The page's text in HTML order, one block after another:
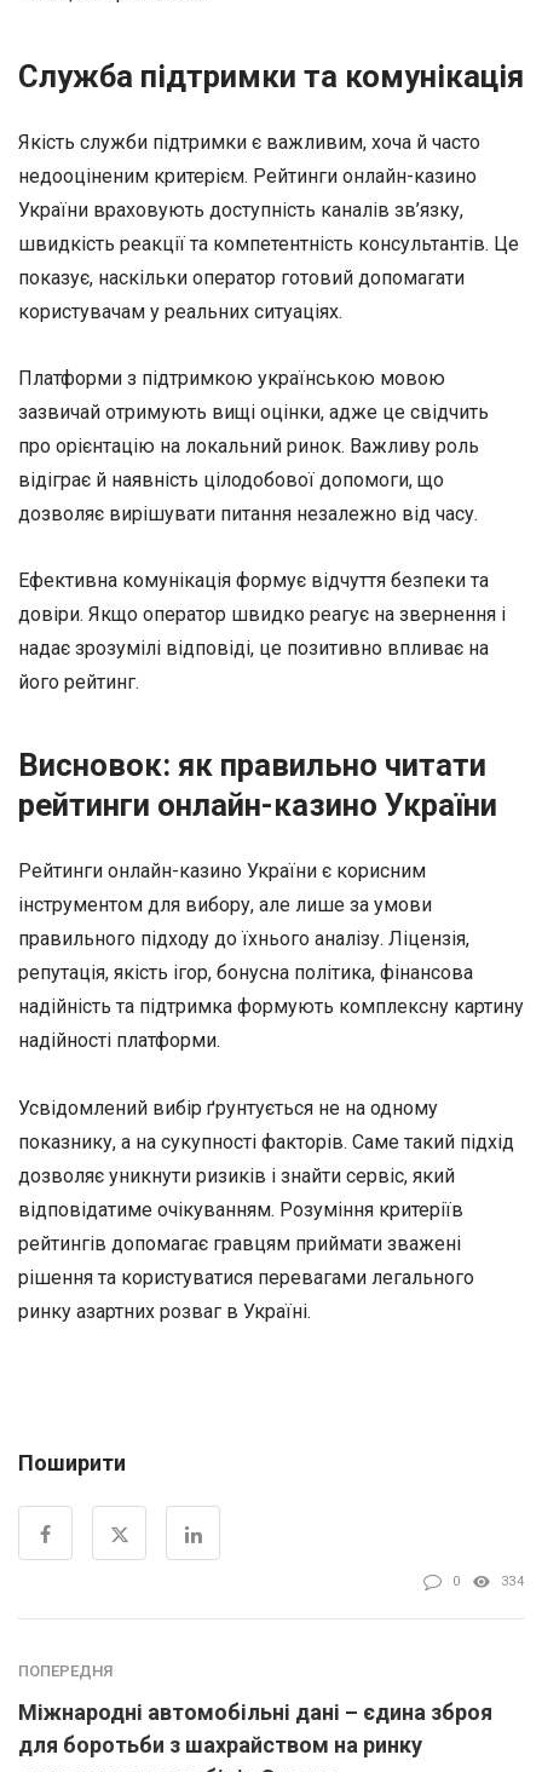
Служба підтримки та комунікація
Якість служби підтримки є важливим, хоча й часто
недооціненим критерієм. Рейтинги онлайн-казино
України враховують доступність каналів зв’язку,
швидкість реакції та компетентність консультантів. Це
показує, наскільки оператор готовий допомагати
користувачам у реальних ситуаціях.
Платформи з підтримкою українською мовою
зазвичай отримують вищі оцінки, адже це свідчить
про орієнтацію на локальний ринок. Важливу роль
відіграє й наявність цілодобової допомоги, що
дозволяє вирішувати питання незалежно від часу.
Ефективна комунікація формує відчуття безпеки та
довіри. Якщо оператор швидко реагує на звернення і
надає зрозумілі відповіді, це позитивно впливає на
його рейтинг.
Висновок: як правильно читати
рейтинги онлайн-казино України
Рейтинги онлайн-казино України є корисним
інструментом для вибору, але лише за умови
правильного підходу до їхнього аналізу. Ліцензія,
репутація, якість ігор, бонусна політика, фінансова
надійність та підтримка формують комплексну картину
надійності платформи.
Усвідомлений вибір ґрунтується не на одному
показнику, а на сукупності факторів. Саме такий підхід
дозволяє уникнути ризиків і знайти сервіс, який
відповідатиме очікуванням. Розуміння критеріїв
рейтингів допомагає гравцям приймати зважені
рішення та користуватися перевагами легального
ринку азартних розваг в Україні.
Поширити
0 334
ПОПЕРЕДНЯ
Міжнародні автомобільні дані – єдина зброя
для боротьби з шахрайством на ринку